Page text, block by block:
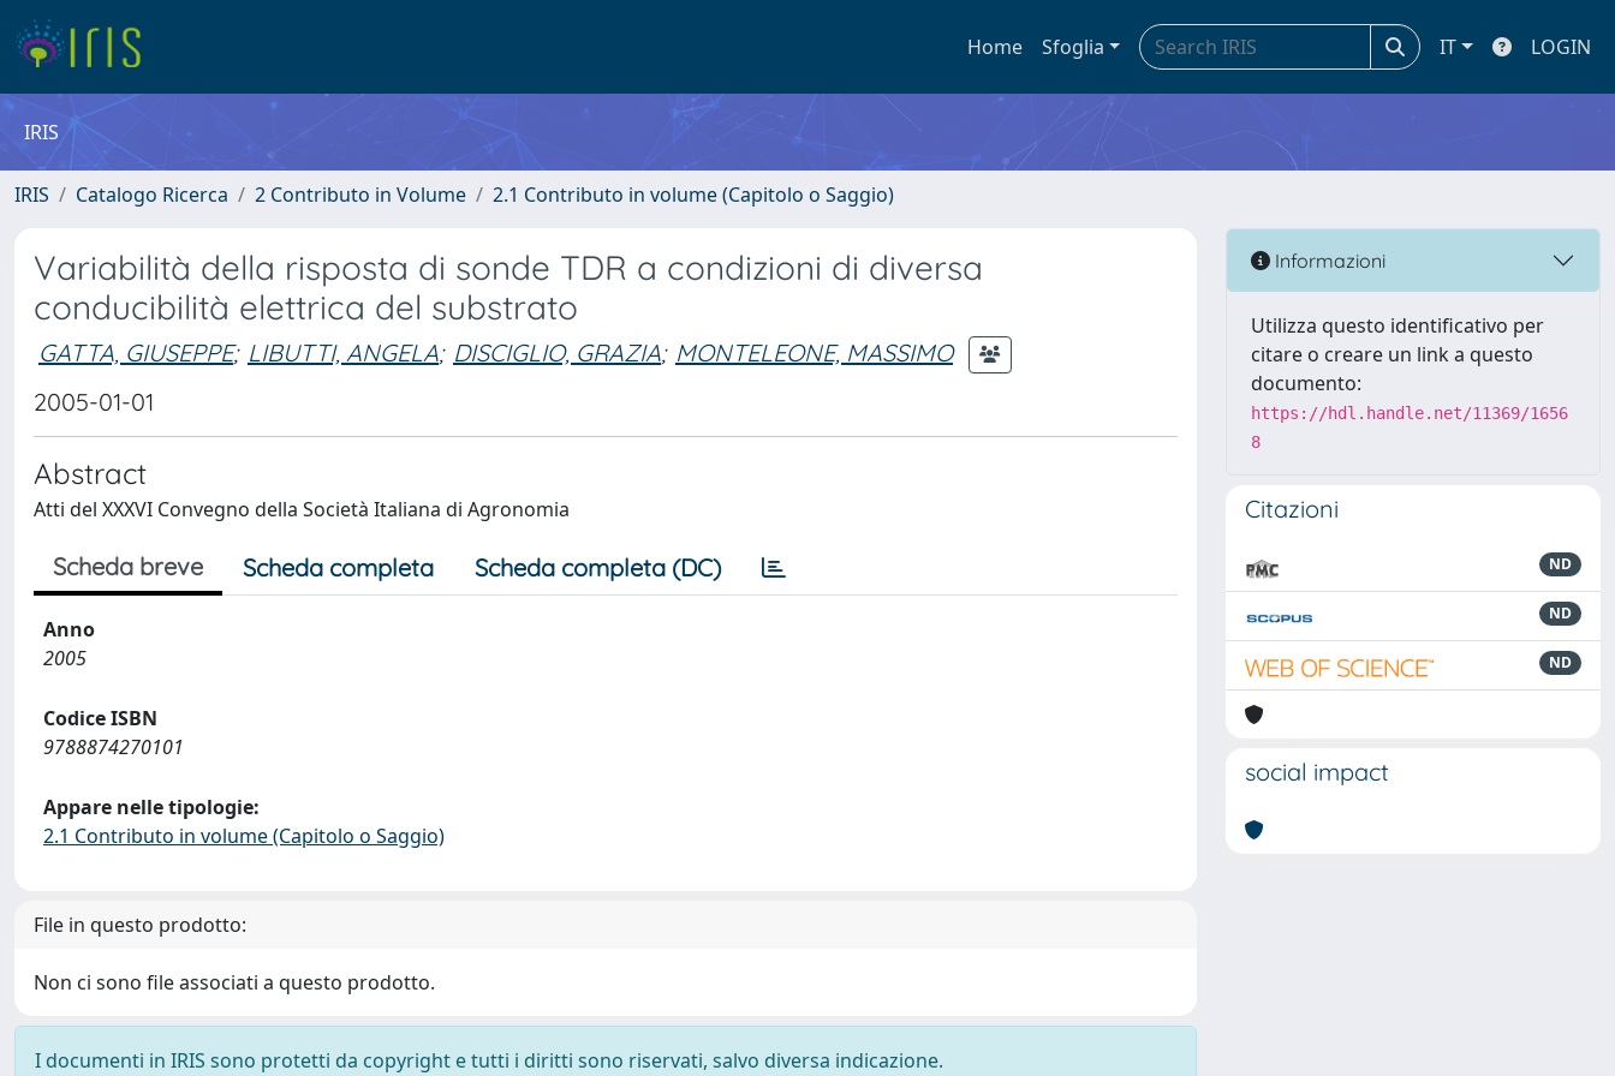
Home Sfoglia IT LOGIN
IRIS
IRIS Catalogo Ricerca 2 Contributo in Volume 2.1 Contributo in volume (Capitolo o Saggio)
Variabilità della risposta di sonde TDR a condizioni di diversa
conducibilità elettrica del substrato
GATTA, GIUSEPPE; LIBUTTI, ANGELA; DISCIGLIO, GRAZIA; MONTELEONE, MASSIMO
2005-01-01
Abstract
Atti del XXXVI Convegno della Società Italiana di Agronomia
Scheda breve Scheda completa Scheda completa (DC)
Anno
2005
Codice ISBN
9788874270101
Appare nelle tipologie:
2.1 Contributo in volume (Capitolo o Saggio)
File in questo prodotto:
Non ci sono file associati a questo prodotto.
I documenti in IRIS sono protetti da copyright e tutti i diritti sono riservati, salvo diversa indicazione.
Informazioni
Utilizza questo identificativo per
citare o creare un link a questo
documento:
https://hdl.handle.net/11369/1656
8
Citazioni
ND
ND
ND
social impact